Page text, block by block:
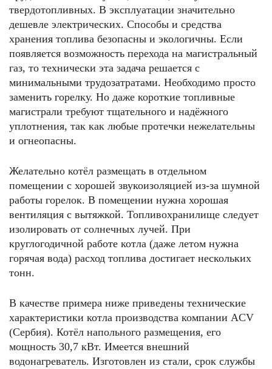
твердотопливных. В эксплуатации значительно
дешевле электрических. Способы и средства
хранения топлива безопасны и экологичны. Если
появляется возможность перехода на магистральный
газ, то технически эта задача решается с
минимальными трудозатратами. Необходимо просто
заменить горелку. Но даже короткие топливные
магистрали требуют тщательного и надёжного
уплотнения, так как любые протечки нежелательны
и огнеопасны.
Желательно котёл размещать в отдельном
помещении с хорошей звукоизоляцией из-за шумной
работы горелок. В помещении нужна хорошая
вентиляция с вытяжкой. Топливохранилище следует
изолировать от солнечных лучей. При
круглогодичной работе котла (даже летом нужна
горячая вода) расход топлива достигает нескольких
тонн.
В качестве примера ниже приведены технические
характеристики котла производства компании ACV
(Сербия). Котёл напольного размещения, его
мощность 30,7 кВт. Имеется внешний
водонагреватель. Изготовлен из стали, срок службы